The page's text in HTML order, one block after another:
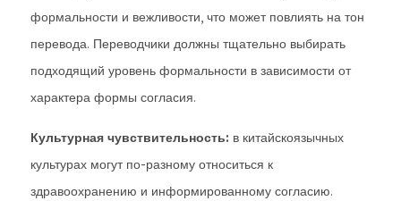
формальности и вежливости, что может повлиять на тон
перевода. Переводчики должны тщательно выбирать
подходящий уровень формальности в зависимости от
характера формы согласия.
Культурная чувствительность: в китайскоязычных
культурах могут по-разному относиться к
здравоохранению и информированному согласию.